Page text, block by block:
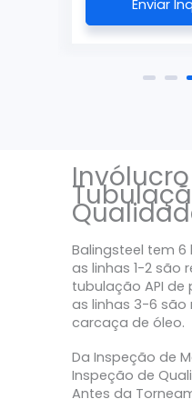
Enviar
Balingsteel tem
as linhas 1-2 são
tubulação API
as linhas 3-6 são
carcaça de óleo.
Da Inspeção de
Inspeção de
Antes da